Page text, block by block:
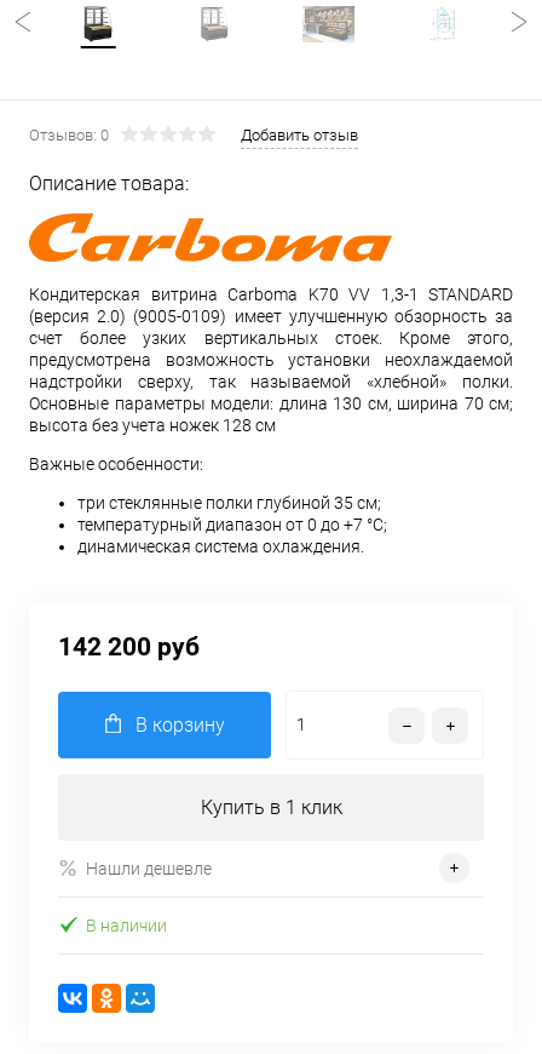
Отзывов: 0 Добавить отзыв
Описание товара:
Кондитерская витрина Carboma K70 VV 1,3-1 STANDARD
(версия 2.0) (9005-0109) имеет улучшенную обзорность за
счет более узких вертикальных стоек. Кроме этого,
предусмотрена возможность установки неохлаждаемой
надстройки сверху, так называемой «хлебной» полки.
Основные параметры модели: длина 130 см, ширина 70 см;
высота без учета ножек 128 см
Важные особенности:
три стеклянные полки глубиной 35 см;
температурный диапазон от 0 до +7 °С;
динамическая система охлаждения.
142 200 руб
В корзину
Купить в 1 клик
Нашли дешевле
В наличии